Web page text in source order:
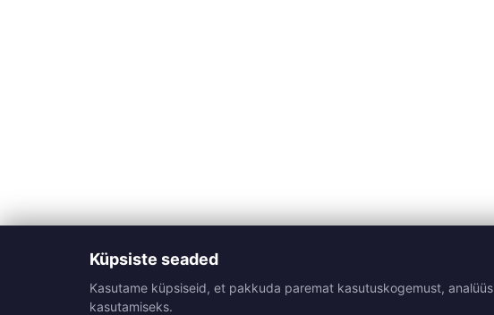
Küpsiste seaded
Kasutame küpsiseid, et pakkuda paremat kasutuskogemust,
kasutamiseks.